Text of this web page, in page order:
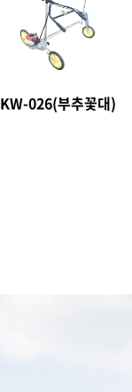
KW-026(부추꽃대)